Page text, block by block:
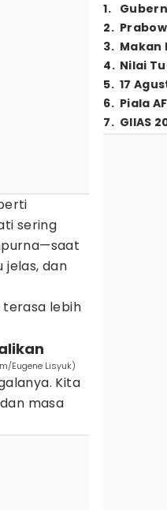
sering
jelas, dan
lebih
Eugene Lisyuk)
Kita
masa
1.
2.
3. Makan
4. Nilai
5. 17
6. Piala
7. GIIAS